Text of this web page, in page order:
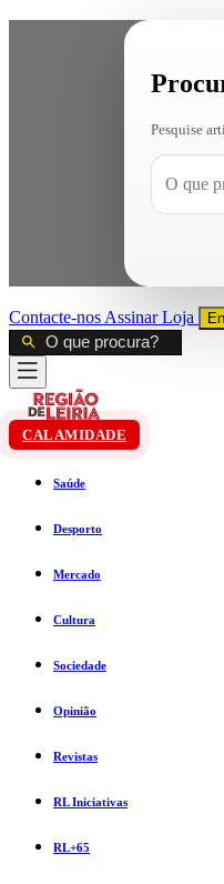
Pesquise
Contacte-nos AssinarLoja
CALAMIDADE
Saúde
Desporto
Mercado
Cultura
Sociedade
Opinião
Revistas
RL Iniciativas
RL+65